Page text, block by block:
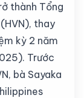
thành Tổng
thay
kỳ 2 năm
Trước
bà Sayaka